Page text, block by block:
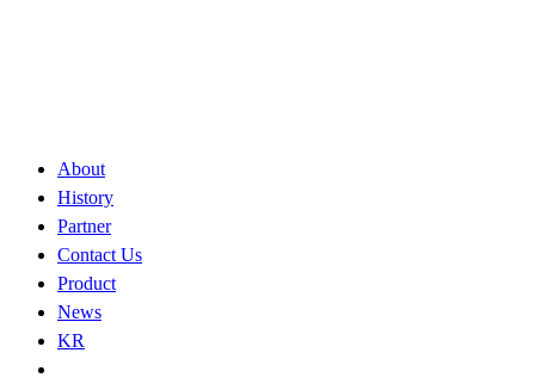
About
History
Partner
Contact Us
Product
News
KR